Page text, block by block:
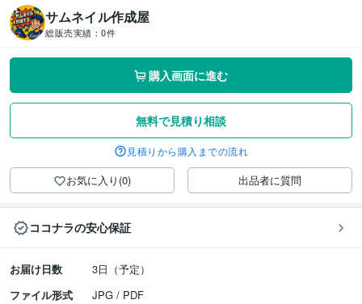
サムネイル作成屋
総販売実績： 0件
購入画面に進む
無料で見積り相談
見積りから購入までの流れ
お気に入り(0) 出品者に質問
ココナラの安心保証
お届け日数
3日（予定）
ファイル形式
JPG / PDF